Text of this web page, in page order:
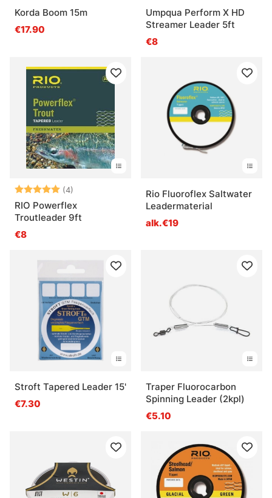
Korda Boom 15m
€17.90
Umpqua Perform X HD
Streamer Leader 5ft
€8
Arvio: (4)
5.0 5:sta tähdestä
RIO Powerflex
Troutleader 9ft
€8
Rio Fluoroflex Saltwater
Leadermaterial
alk.€19
Stroft Tapered Leader 15'
€7.30
Traper Fluorocarbon
Spinning Leader (2kpl)
€5.10